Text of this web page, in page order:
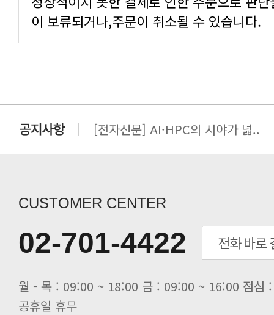
이 보류되거나,주문이 취소될 수 있습니다.
[전자신문] AI·HPC의 시야가 넓..
[전자신문] “민감 데이터도 안심하
[전자신문] 테라텍과 함께 최적의
[전자신문] AI 인프라 써보고 결정..
[전자신문] 공영삼 테라텍 대표 “단..
[전자신문] 당신의 AI GPU, 지..
CUSTOMER CENTER
02-701-4422
공휴일 휴무